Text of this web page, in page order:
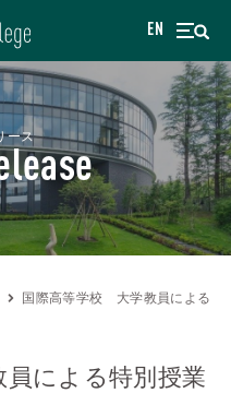
EN
ース
国際高等学校 大学教員による特
による特別授業